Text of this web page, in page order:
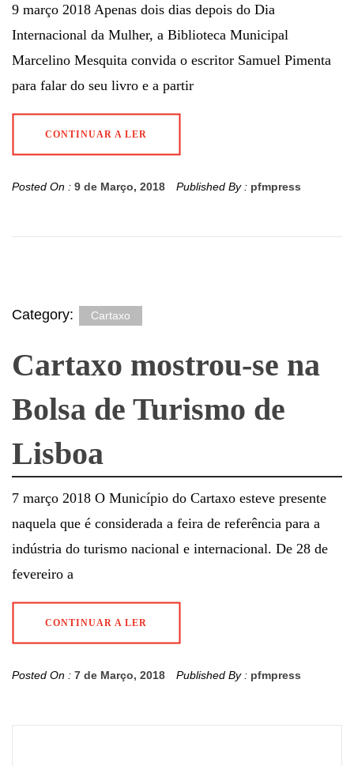
9 março 2018 Apenas dois dias depois do Dia
Internacional da Mulher, a Biblioteca Municipal
Marcelino Mesquita convida o escritor Samuel Pimenta
para falar do seu livro e a partir
CONTINUAR A LER
Posted On : 9 de Março, 2018 Published By : pfmpress
Category: Cartaxo
Cartaxo mostrou-se na
Bolsa de Turismo de
Lisboa
7 março 2018 O Município do Cartaxo esteve presente
naquela que é considerada a feira de referência para a
indústria do turismo nacional e internacional. De 28 de
fevereiro a
CONTINUAR A LER
Posted On : 7 de Março, 2018 Published By : pfmpress